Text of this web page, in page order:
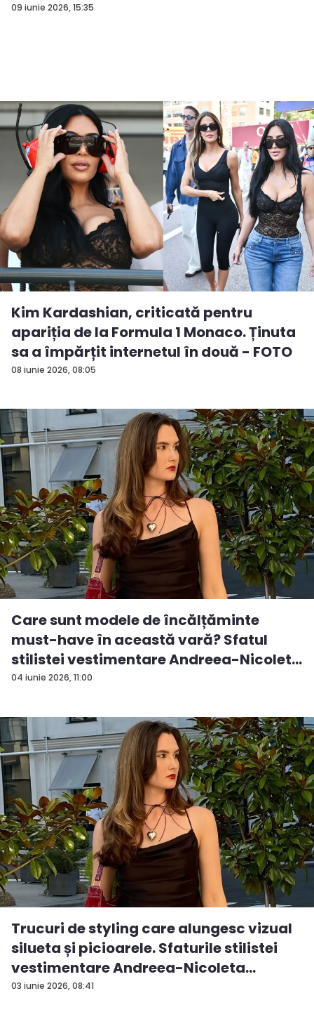
09 iunie 2026, 15:35
08 iunie 2026, 08:05
Kim Kardashian, criticată pentru
apariția de la Formula 1 Monaco. Ținuta
sa a împărțit internetul în două - FOTO
04 iunie 2026, 11:00
Care sunt modele de încălțăminte
must-have în această vară? Sfatul
stilistei vestimentare Andreea-Nicolet...
03 iunie 2026, 08:41
Trucuri de styling care alungesc vizual
silueta și picioarele. Sfaturile stilistei
vestimentare Andreea-Nicoleta
Gumen...